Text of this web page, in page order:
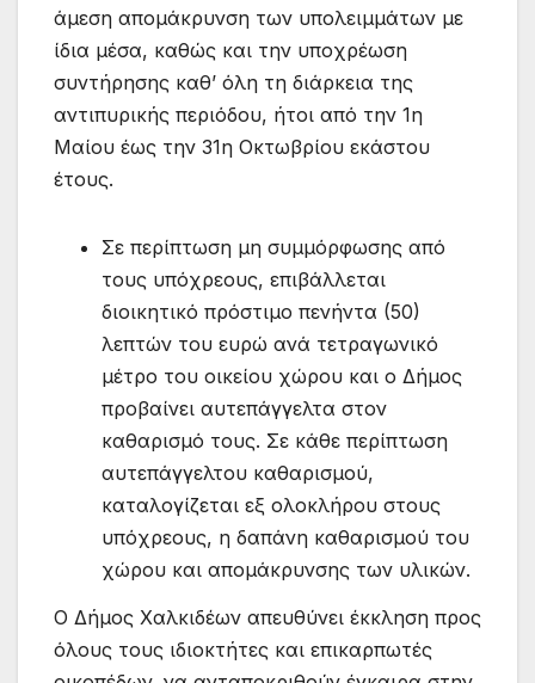
άμεση απομάκρυνση των υπολειμμάτων με
ίδια μέσα, καθώς και την υποχρέωση
συντήρησης καθ’ όλη τη διάρκεια της
αντιπυρικής περιόδου, ήτοι από την 1η
Μαίου έως την 31η Οκτωβρίου εκάστου
έτους.
Σε περίπτωση μη συμμόρφωσης από
τους υπόχρεους, επιβάλλεται
διοικητικό πρόστιμο πενήντα (50)
λεπτών του ευρώ ανά τετραγωνικό
μέτρο του οικείου χώρου και ο Δήμος
προβαίνει αυτεπάγγελτα στον
καθαρισμό τους. Σε κάθε περίπτωση
αυτεπάγγελτου καθαρισμού,
καταλογίζεται εξ ολοκλήρου στους
υπόχρεους, η δαπάνη καθαρισμού του
χώρου και απομάκρυνσης των υλικών.
Ο Δήμος Χαλκιδέων απευθύνει έκκληση προς
όλους τους ιδιοκτήτες και επικαρπωτές